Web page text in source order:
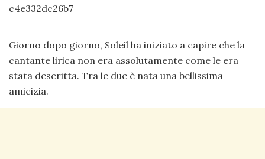
Giorno dopo giorno, Soleil ha iniziato a capire che la
cantante lirica non era assolutamente come le era
stata descritta. Tra le due è nata una bellissima
amicizia.